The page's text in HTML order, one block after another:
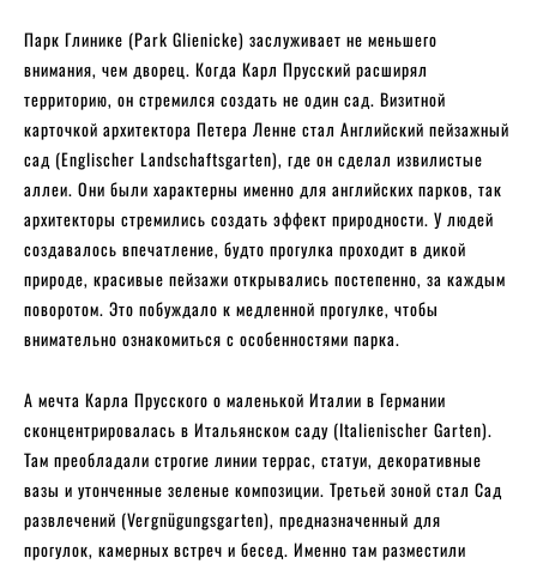
Парк Глинике (Park Glienicke) заслуживает не меньшего
внимания, чем дворец. Когда Карл Прусский расширял
территорию, он стремился создать не один сад. Визитной
карточкой архитектора Петера Ленне стал Английский пейзажный
сад (Englischer Landschaftsgarten), где он сделал извилистые
аллеи. Они были характерны именно для английских парков, так
архитекторы стремились создать эффект природности. У людей
создавалось впечатление, будто прогулка проходит в дикой
природе, красивые пейзажи открывались постепенно, за каждым
поворотом. Это побуждало к медленной прогулке, чтобы
внимательно ознакомиться с особенностями парка.
А мечта Карла Прусского о маленькой Италии в Германии
сконцентрировалась в Итальянском саду (Italienischer Garten).
Там преобладали строгие линии террас, статуи, декоративные
вазы и утонченные зеленые композиции. Третьей зоной стал Сад
развлечений (Vergnügungsgarten), предназначенный для
прогулок, камерных встреч и бесед. Именно там разместили